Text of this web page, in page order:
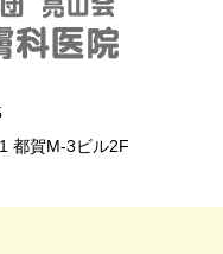
都賀M-3ビル2F